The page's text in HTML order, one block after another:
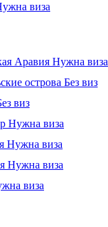
виза
Аравия Нужна виза
острова Без виз
виз
Нужна виза
Нужна виза
Нужна виза
виза